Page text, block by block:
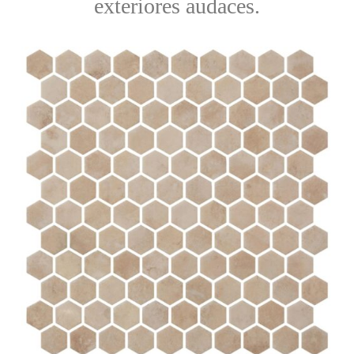
exteriores audaces.